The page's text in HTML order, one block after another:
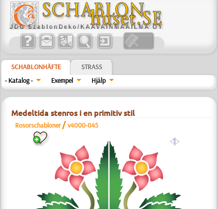
SCHABLONHÄFTE
STRASS
- Katalog -
Exempel Hjälp
Medeltida stenros i en primitiv stil
Rosorschabloner /v4000-045
a